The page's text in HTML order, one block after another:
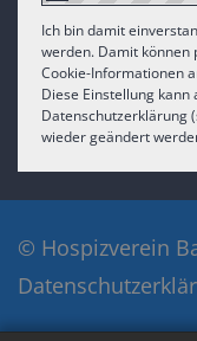
Ich bin damit
werden. Damit können
Cookie-Informationen
Diese Einstellung
Datenschutzerklärung
wieder geändert
© Hospizverein